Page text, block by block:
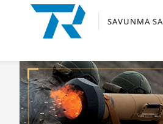
SAVUNMA